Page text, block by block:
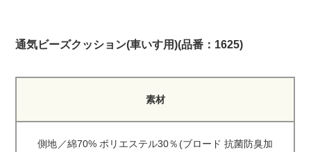
通気ビーズクッション(車いす用)(品番：1625)
素材
側地／綿70% ポリエステル30％(ブロード 抗菌防臭加